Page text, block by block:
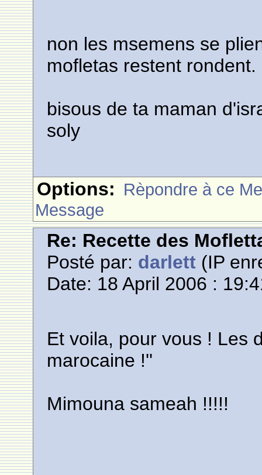
non les msemens se
mofletas restent rondent.
bisous de ta maman
soly
Options: Rèpondre à ce
Message
Re: Recette des
Posté par: darlett (IP
Date: 18 April 2006 :
Et voila, pour vous ! Les
marocaine !''
Mimouna sameah !!!!!